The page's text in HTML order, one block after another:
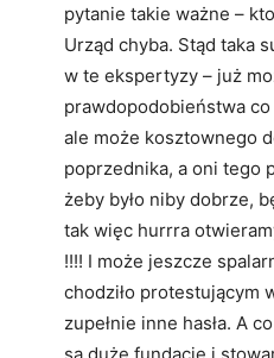
pytanie takie ważne –
Urząd chyba. Stąd taka
w te ekspertyzy – już
prawdopodobieństwa
ale może kosztownego
poprzednika, a oni tego
żeby było niby dobrze,
tak więc hurrra
!!!! I może jeszcze
chodziło protestującym
zupełnie inne hasła. A